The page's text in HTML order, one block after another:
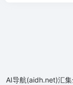
AI导航(aidh.net)汇